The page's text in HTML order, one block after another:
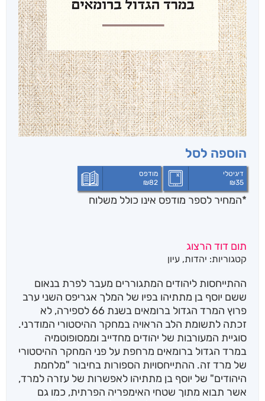
הוספה לסל
דיגיטלי
₪35
מודפס
₪82
*המחיר לספר מודפס אינו כולל משלוח
תום דוד הרצוג
קטגוריות: יהדות, עיון
ההתייחסות ליהודים המתגוררים מעבר לפרת בנאום
ששם יוסף בן מתתיהו בפיו של המלך אגריפס השני ערב
פרוץ המרד הגדול ברומאים בשנת 66 לספירה, לא
זכתה לתשומת הלב הראויה במחקר ההיסטורי המודרני.
סוגיית המעורבות של יהודים מחדייב וממסופוטמיה
במרד הגדול ברומאים מרחפת על פני המחקר ההיסטורי
של מרד זה. ההתייחסויות הספורות בחיבור "מלחמת
היהודים" של יוסף בן מתתיהו לאפשרות של עזרה למרד,
אשר תבוא מתוך שטחי האימפריה הפרתית, כמו גם